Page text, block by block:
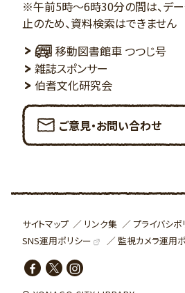
※午前5時～6時30分の間は、デ
止のため、資料検索はできません
移動図書館車 つつじ号
雑誌スポンサー
伯耆文化研究会
ご意見・お問い合わせ
サイトマップ リンク集
プライバシポ
SNS運用ポリシー
監視カメラ運用